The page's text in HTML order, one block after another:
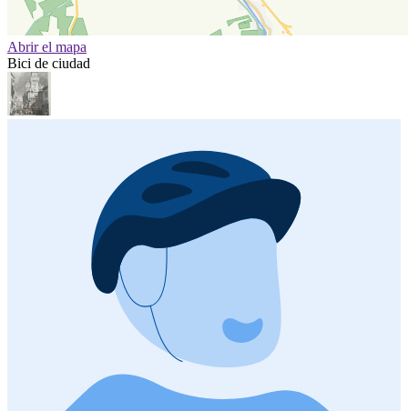
Abrir el mapa
Bici de ciudad